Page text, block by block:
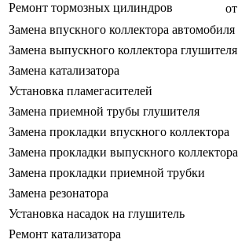
Ремонт тормозных цилиндров
Замена впускного коллектора автомобиля
Замена выпускного коллектора глушителя
Замена катализатора
Установка пламегасителей
Замена приемной трубы глушителя
Замена прокладки впускного коллектора
Замена прокладки выпускного коллектора
Замена прокладки приемной трубки
Замена резонатора
Установка насадок на глушитель
Ремонт катализатора